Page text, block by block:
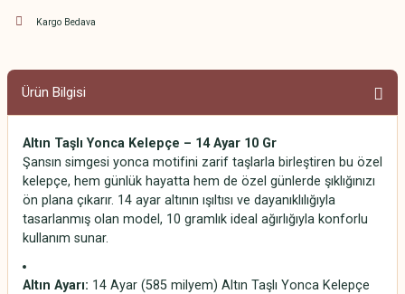
Kargo Bedava
Ürün Bilgisi
Altın Taşlı Yonca Kelepçe – 14 Ayar 10 Gr
Şansın simgesi yonca motifini zarif taşlarla birleştiren bu özel
kelepçe, hem günlük hayatta hem de özel günlerde şıklığınızı
ön plana çıkarır. 14 ayar altının ışıltısı ve dayanıklılığıyla
tasarlanmış olan model, 10 gramlık ideal ağırlığıyla konforlu
kullanım sunar.
Altın Ayarı: 14 Ayar (585 milyem) Altın Taşlı Yonca Kelepçe